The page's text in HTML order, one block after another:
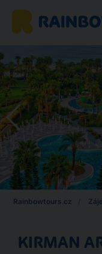
Rainbowtours.cz
KIRMAN